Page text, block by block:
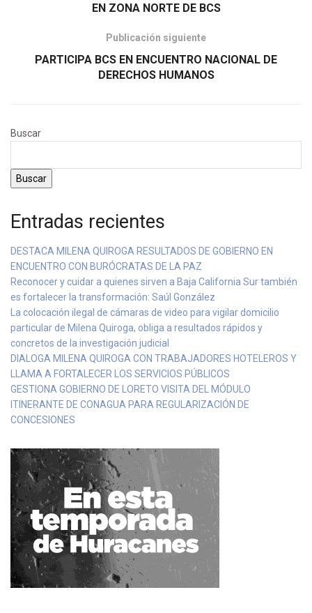
EN ZONA NORTE DE BCS
Publicación siguiente
PARTICIPA BCS EN ENCUENTRO NACIONAL DE
DERECHOS HUMANOS
Buscar
Buscar
Entradas recientes
DESTACA MILENA QUIROGA RESULTADOS DE GOBIERNO EN
ENCUENTRO CON BURÓCRATAS DE LA PAZ
Reconocer y cuidar a quienes sirven a Baja California Sur también
es fortalecer la transformación: Saúl González
La colocación ilegal de cámaras de video para vigilar domicilio
particular de Milena Quiroga, obliga a resultados rápidos y
concretos de la investigación judicial
DIALOGA MILENA QUIROGA CON TRABAJADORES HOTELEROS Y
LLAMA A FORTALECER LOS SERVICIOS PÚBLICOS
GESTIONA GOBIERNO DE LORETO VISITA DEL MÓDULO
ITINERANTE DE CONAGUA PARA REGULARIZACIÓN DE
CONCESIONES